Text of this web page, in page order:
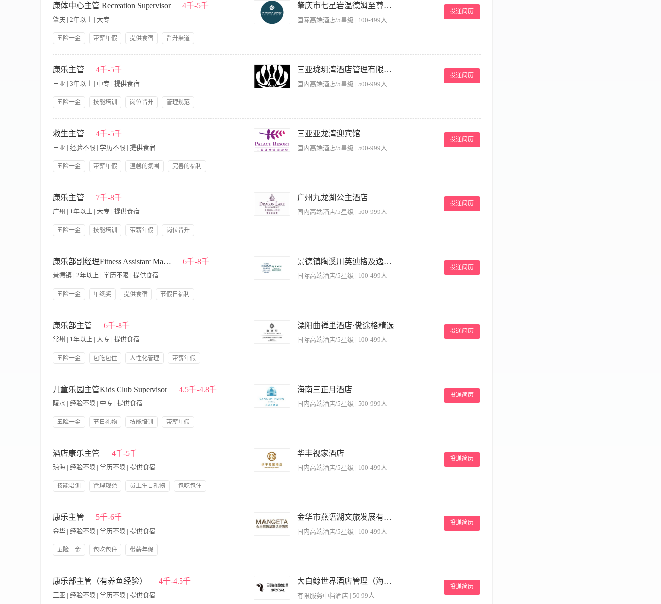
客康乐服务。 Responsible for the safety of all guest services 负责所有对客服务的安全 。 Manage all staff in this department 管理部门内全体员工。 Manage the sale and
promotion of departmental products and services 对部门的产品及服务的销售工作进行管理。 Access sales and marketing data 使用市场销售数据。 Assist with the development
of new products and services 协助新产品和服务的开发工作。 Assist with the evaluation of sales and marketing activities 协助对销售和市场活动的评估。 Anticipate economic
business level fluctuations and makes action plans 预测业务水平并制定工作计划。 Comply with all Hotel and corporate guidelines (eg signage guidelines, safety guidelines, etc) 遵
守酒店和企业指导方针（如标识指导方针安全指导方针等）。 Deliver high quality service to guests 向客人提供高品质的服务。 Adhere to departmental cleaning and
maintenance programs 遵守部门清洁和保养规定。 Attend and input at management meetings as required 按要求参加管理层会议并参与讨论。
康体中心主管 Recreation Supervisor 4千-5千
肇庆 | 2年以上 | 大专
五险一金 带薪年假 提供食宿
晋升渠道
肇庆市七星岩温德姆至尊酒店
国际高端酒店/5星级 | 100-499人
投递简历
理宾客投诉，维护公司利益； 4、提高服务质量及推动部门的销售工作； 5、落实卫生工作计划，保持室内、外清洁整齐，物品用具归位。 岗位要求 -1年以上同等岗
位品牌酒店工作经验 -在健身设备使用及健身中心运营方面有一定的经验 -熟练使用微软办公软件和前台系统 -有良好的团队合作意识，与同事相处融洽
康乐主管 4千-5千
三亚 | 3年以上 | 中专 | 提供食宿
五险一金 技能培训 岗位晋升
管理规范
三亚珑玥湾酒店管理有限公司
国内高端酒店/5星级 | 500-999人
投递简历
前、后检查水、电、空调节能情况，做好安全、节能工作。 4．落实卫生工作计划，保持室内、外清洁整齐，物品用具归位。 5．熟悉客源，征求宾客对引领位置的意
见，充分合理利用客房和周边资源。 岗位要求 1. 中专以上学历，有相同岗位工作经验3年以上。 2. 有较好的沟通和语言表达能力。
救生主管 4千-5千
三亚 | 经验不限 | 学历不限 | 提供食宿
五险一金 带薪年假 温馨的氛围
完善的福利
三亚亚龙湾迎宾馆
国内高端酒店/5星级 | 500-999人
投递简历
责泳池水质的测验和保养及泳池的环境卫生。 5.确保救生台不得空岗，无关人员不得进入池面。 岗位要求: 1.具有1年以上酒店救生员的工作经验。 2.熟悉泳池服务知
识、掌握游泳和救生急救技术，懂得泳池卫生消毒知识，具有救生员证书。 3.能按服务工作规范的质量标准独立进行工作。 4.能在水中进行急救和在陆地上进行人工
救护的能力。
康乐主管 7千-8千
广州 | 1年以上 | 大专 | 提供食宿
五险一金 技能培训 带薪年假
岗位晋升
广州九龙湖公主酒店
国内高端酒店/5星级 | 500-999人
投递简历
责户外泳池的咨询和预订，对客沟通协调； 3、负责户外泳池月度的物资物料的采购和摆放以及检查； 4、负责客人的投诉及相关问题处理，及客人信息整理归档；
5、负责对员工标准操作流程、服务意识和场地/场馆管理及安全培训等工作； 6、负责完成其他上级完成其他事宜。 【任职要求】 1、大专以上学历，有过酒店康乐主
管经历优先考虑； 2、具有场地/场馆运营的经验，并能独立编制和完善相关的sop流程； 3、具有良好的沟通协调能力，紧急事件的处理能力； 4、熟练掌握办公软件
的使用； 5、能接受单休，认可企业文化，接受半户外的工作环境。
康乐部副经理Fitness Assistant Manager 6千-8千
景德镇 | 2年以上 | 学历不限 | 提供食宿
五险一金 年终奖 提供食宿
节假日福利
景德镇陶溪川英迪格及逸衡酒店
国际高端酒店/5星级 | 100-499人
投递简历
理客户投诉与特殊需求，提升会员满意度及复购率 4、协调与其他部门的合作，优化服务流程与资源调配 5、监控部门成本支出，提出节能增效方案 【岗位要求】 1、
具备酒店或高端会所康乐部门管理经验者优先 2、熟悉健身器材维护、泳池管理 3、较强的团队领导能力与跨部门沟通技巧 4、持有相关职业资格证书（如救生员证、
健身教练证等）更佳 5、能适应弹性工作时间，包括周末及节假日值班
康乐部主管 6千-8千
常州 | 1年以上 | 大专 | 提供食宿
五险一金 包吃包住 人性化管理
带薪年假
溧阳曲禅里酒店·傲途格精选
国际高端酒店/5星级 | 100-499人
投递简历
熟悉应急事故、客人投诉的处理程序。 4、管理康乐部的会员档案，制定健身、游泳、户外活动计划，提供针对型的服务。 5、落实卫生工作计划，保持室内、外清洁
整齐，物品用具归位。 6、协助康乐中心的日常运营和管理；组织康乐设施设备、泳池、健身房管理。 【岗位要求】 1、熟悉娱乐服务和成本管理，了解康体服务规
范和质量标准，懂得卫生消毒和安全救护知识。 2、熟悉公共娱乐场所公安管理法规和卫生条例。 3、持有国家职业救生员证、游泳/健身教练证，具备水质处理的能
力的可优先考虑。 4、有较好的业务指导和组织协调能力。 5、1年以上同岗位工作经验。 6、熟练使用电脑等办公自动化软件。
儿童乐园主管Kids Club Supervisor 4.5千-4.8千
陵水 | 经验不限 | 中专 | 提供食宿
五险一金 节日礼物 技能培训
带薪年假
海南三正月酒店
国内高端酒店/5星级 | 500-999人
投递简历
正常营业。 4、抽查员工上岗情况，确定设备正常运作；对人员、物资、服务质量、安全、防火负全责。 5、处理宾客投诉，尽量满足宾客要求，维护酒店利益。 6、
对员工进行培训，并制定相关管理规范，保证服务质量。 【岗位要求】 1、大专以上学历，有相同岗位工作经验3年以上。 2、掌握酒店基础管理知识，懂得成本管理
与核算，熟悉儿童乐园设施管理。 3、具有级织，指挥、计划、控制和协调能力。 4、有拓展市场，发展业务的能力。 5、有较好的文字组织和语言组织表达能力。
酒店康乐主管 4千-5千
琼海 | 经验不限 | 学历不限 | 提供食宿
技能培训 管理规范 员工生日礼物
包吃包住
华丰视家酒店
国内高端酒店/5星级 | 100-499人
投递简历
服务标准、操作流程及安全规范，确保设施设备正常运行； 3、定期检查康乐区域卫生、设备维护及安全隐患，及时协调相关部门处理问题； 4、负责康乐部员工排
班、培训等，提升团队服务意识与专业技能； 5、处理客人投诉及突发情况，提供个性化服务方案，提升客户满意度； 6、根据酒店经营目标，策划并推广康乐活动或
促销方案，提高设施使用率及营收。 【岗位要求】 1、具备酒店、休闲娱乐或相关行业服务管理经验，熟悉康乐设施运营流程； 2、较强的团队管理能力，能有效调
动员工积极性并协调跨部门合作； 3、注重细节，具备优秀的客户服务意识及问题解决能力； 4、身体健康，能适应弹性工作时间； 5、持有相关资格证书（如救生员
证、健身教练证等）者优先； 6、对服务创新有热情，能根据市场趋势提出优化建议。
康乐主管 5千-6千
金华 | 经验不限 | 学历不限 | 提供食宿
五险一金 包吃包住 带薪年假
金华市燕语湖文旅发展有限公司金华燕语湖漫戈塔分公司
国内高端酒店/5星级 | 100-499人
投递简历
掌握出勤情况，安排技师出勤，维护日常秩序，做好安全保卫工作。 4、班前、后检查水、电、空调节能情况，做好安全、节能工作。 5、落实卫生工作计划，保持室
内、外清洁整齐，物品用具归位。 6、熟悉客源，征求宾客对引领位置的意见，充分合理利用包厢。 【岗位要求】 1、有救生员证、相同岗位工作经验2年以上。 2、
熟悉娱乐服务和成本管理，了解康体服务规范和质量标准，掌握卫生消毒和安全救护知识。 3、熟悉公共娱乐场所公安管理法规和卫生条例。 4、有较好的业务指导和
康乐部主管（有养鱼经验） 4千-4.5千
三亚 | 经验不限 | 学历不限 | 提供食宿
大白鲸世界酒店管理（海南）有限公司
有限服务中档酒店 | 50-99人
投递简历